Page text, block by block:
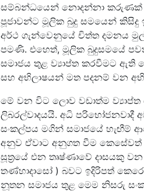
සම්බන්ධයෙන් නොදන්නා කරුණක්
පූජාවන්ට මූලික බුදු සමයෙන් කිසිදු
අර්ථ ගැන්වෙනුයේ චිත්ත දමනය
පමණි. එහෙත්, මූලික බුදුසමයේ
සමාජය තුළ ව්‍යාප්ත කරවීමට ඇති
සහ අභිලාෂයන් මත පදනම් වන
මේ වන විට ලොව වඩාත්ම
ලිබරල්වාදයයි. අධි පරිභෝජනවාදී
සංකල්පය මගින් සමාජයේ හැඟීම්
අනුව ඒවාට අනුගත වීම
සූත්‍රයේ එන තෘෂ්ණාවේ
තණ්හාදාසෝ ) බවට ඉදිරිපත්
නූතන සමාජය තුළ මෙම නිසරු